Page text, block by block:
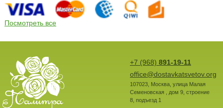
Посмотреть все
+7 (968) 891-19-11
office@dostavkatsvetov.org
107023, Москва, улица Малая
Семеновская , дом 9, строение
8, подъезд 1